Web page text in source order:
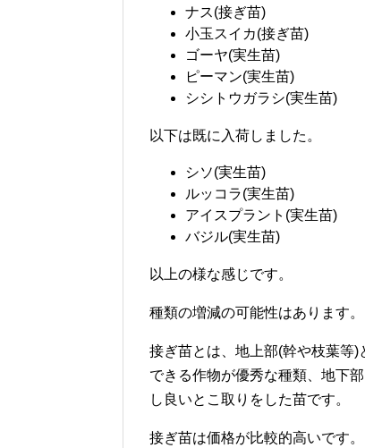
ナス(接ぎ苗)
小玉スイカ(接ぎ苗)
ゴーヤ(実生苗)
ピーマン(実生苗)
シシトウガラシ(実生苗)
以下は既に入荷しました。
シソ(実生苗)
ルッコラ(実生苗)
アイスプラント(実生苗)
バジル(実生苗)
以上の様な感じです。
種類の増減の可能性はあります。
接ぎ苗とは、地上部(幹や枝葉等
できる作物が優秀な種類、地下
し良いとこ取りをした苗です。
接ぎ苗は価格が比較的高いです。